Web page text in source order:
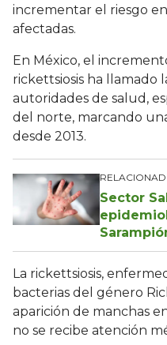
incrementar el riesgo
afectadas.
En México, el
rickettsiosis ha llamado
autoridades de salud,
del norte, marcando
desde 2013.
Sector
La rickettsiosis,
bacterias del género
aparición de manchas
no se recibe atención